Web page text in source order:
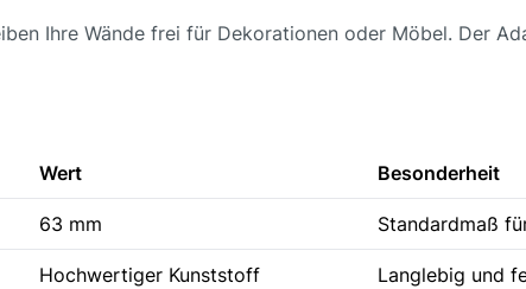
Ihre Wände frei für Dekorationen oder Möbel. Der
Wert Besonderheit
63 mm Standardmaß
Hochwertiger Kunststoff Langlebig und